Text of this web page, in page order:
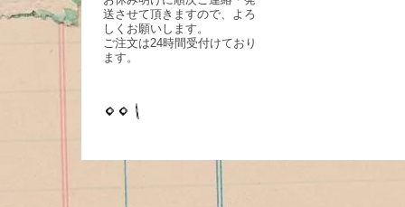
送させて頂きますので、よろ
しくお願いします。
ご注文は24時間受付けており
ます。